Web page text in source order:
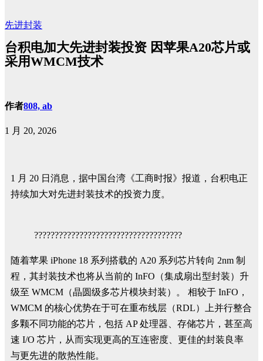
先进封装
台积电加大先进封装投资 因苹果A20芯片或
采用WMCM技术
作者808, ab
1 月 20, 2026
1 月 20 日消息，据中国台湾《工商时报》报道，台积电正
持续加大对先进封装技术的投资力度。
????????????????????????????????????
随着苹果 iPhone 18 系列搭载的 A20 系列芯片转向 2nm 制
程，其封装技术也将从当前的 InFO（集成扇出型封装）升
级至 WMCM（晶圆级多芯片模块封装）。 相较于 InFO，
WMCM 的核心优势在于可在重布线层（RDL）上并行整合
多颗不同功能的芯片，包括 AP 处理器、存储芯片，甚至高
速 I/O 芯片，从而实现更高的互连密度、更佳的封装良率
与更先进的散热性能。